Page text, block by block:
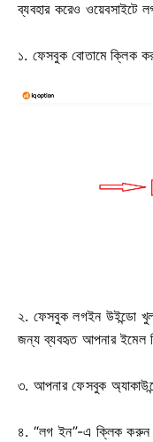
ব্যবহার করেও ওয়েবসাইটে
১. ফেসবুক বোতামে ক্লিক
২. ফেসবুক লগইন উইন্ডো
জন্য ব্যবহৃত আপনার ইমেল
৩. আপনার ফেসবুক
৪. “লগ ইন”-এ ক্লিক